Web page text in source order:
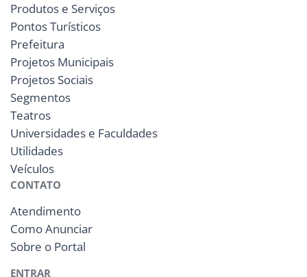
Produtos e Serviços
Pontos Turísticos
Prefeitura
Projetos Municipais
Projetos Sociais
Segmentos
Teatros
Universidades e Faculdades
Utilidades
Veículos
CONTATO
Atendimento
Como Anunciar
Sobre o Portal
ENTRAR